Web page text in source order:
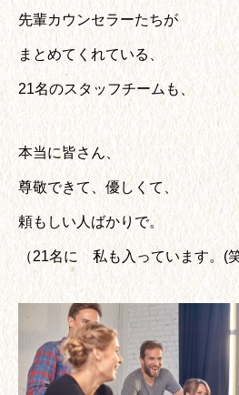
先輩カウンセラーたちが
まとめてくれている、
21名のスタッフチームも、
本当に皆さん、
尊敬できて、優しくて、
頼もしい人ばかりで。
（21名に 私も入っています。(笑